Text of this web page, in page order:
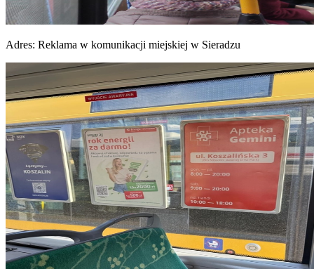
Adres: Reklama w komunikacji miejskiej w Sieradzu